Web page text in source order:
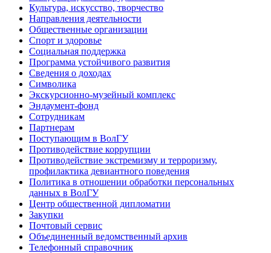
Культура, искусство, творчество
Направления деятельности
Общественные организации
Спорт и здоровье
Социальная поддержка
Программа устойчивого развития
Сведения о доходах
Символика
Экскурсионно-музейный комплекс
Эндаумент-фонд
Сотрудникам
Партнерам
Поступающим в ВолГУ
Противодействие коррупции
Противодействие экстремизму и терроризму,
профилактика девиантного поведения
Политика в отношении обработки персональных
данных в ВолГУ
Центр общественной дипломатии
Закупки
Почтовый сервис
Объединенный ведомственный архив
Телефонный справочник